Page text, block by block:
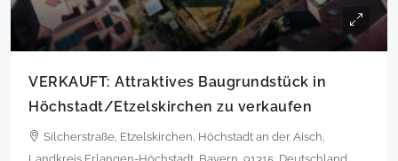
VERKAUFT: Attraktives Baugrundstück in
Höchstadt/Etzelskirchen zu verkaufen
Silcherstraße, Etzelskirchen, Höchstadt an der Aisch,